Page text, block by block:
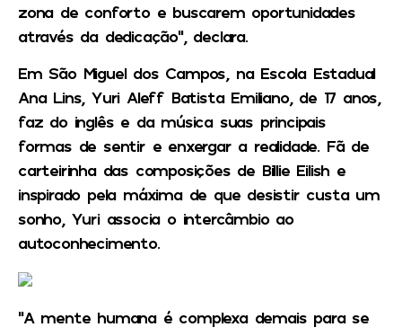
zona de conforto e buscarem oportunidades
através da dedicação”, declara.
Em São Miguel dos Campos, na Escola Estadual
Ana Lins, Yuri Aleff Batista Emiliano, de 17 anos,
faz do inglês e da música suas principais
formas de sentir e enxergar a realidade. Fã de
carteirinha das composições de Billie Eilish e
inspirado pela máxima de que desistir custa um
sonho, Yuri associa o intercâmbio ao
autoconhecimento.
“A mente humana é complexa demais para se